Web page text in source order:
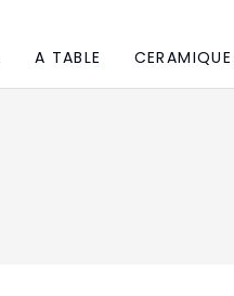
A TABLE CERAMIQUE